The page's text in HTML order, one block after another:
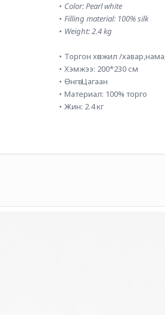
Color: Pearl white
Filling material: 100% silk
Weight: 2.4 kg
Торгон хөнжил /
Хэмжээ: 200*230 см
Өнгө: Цагаан
Материал: 100% торго
Жин: 2.4 кг